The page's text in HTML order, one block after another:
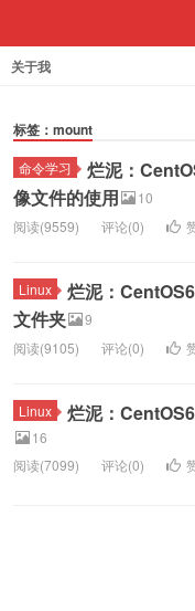
关于我
标签：mount
命令学习
烂泥：
像文件的使用
10
阅读(9559)
评论(0)
Linux
烂泥：
文件夹
9
阅读(9105)
评论(0)
Linux 烂泥：
16
阅读(7099)
评论(0)